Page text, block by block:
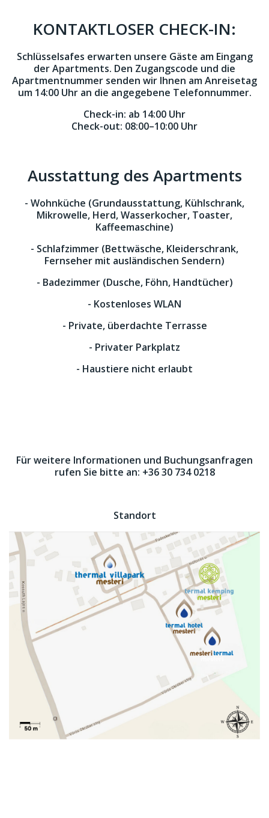
KONTAKTLOSER CHECK-IN:
Schlüsselsafes erwarten unsere Gäste am Eingang
der Apartments. Den Zugangscode und die
Apartmentnummer senden wir Ihnen am Anreisetag
um 14:00 Uhr an die angegebene Telefonnummer.
Check-in: ab 14:00 Uhr
Check-out: 08:00–10:00 Uhr
Ausstattung des Apartments
- Wohnküche (Grundausstattung, Kühlschrank,
Mikrowelle, Herd, Wasserkocher, Toaster,
Kaffeemaschine)
- Schlafzimmer (Bettwäsche, Kleiderschrank,
Fernseher mit ausländischen Sendern)
- Badezimmer (Dusche, Föhn, Handtücher)
- Kostenloses WLAN
- Private, überdachte Terrasse
- Privater Parkplatz
- Haustiere nicht erlaubt
Für weitere Informationen und Buchungsanfragen
rufen Sie bitte an: +36 30 734 0218
Standort